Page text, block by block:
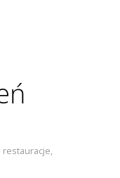
restauracje,